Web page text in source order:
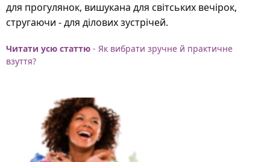
для прогулянок, вишукана для світських вечірок,
стругаючи - для ділових зустрічей.
Читати усю статтю - Як вибрати зручне й практичне
взуття?